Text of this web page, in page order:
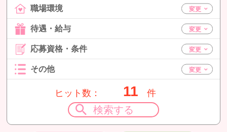
職場環境
待遇・給与
応募資格・条件
その他
ヒット数： 11 件
検索する